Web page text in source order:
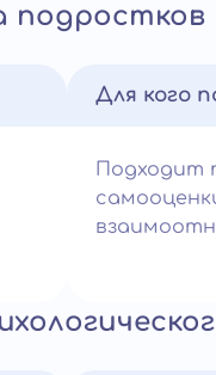
подростков
Для кого
Подходит